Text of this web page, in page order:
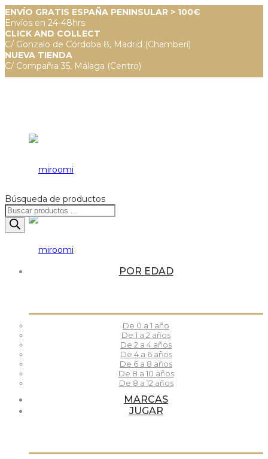
ENVÍO GRATIS ESPAÑA PENINSULAR > 100€
Envíos en 24-48hrs
CLICK AND COLLECT
C/ Gonzalo de Córdoba 8, Madrid (Chamberí)
NUEVA TIENDA
C/ Compañia 35, Málaga (Centro)
Búsqueda de productos
POR EDAD
De 0 a 1 año
De 1 a 2 años
De 2 a 4 años
De 4 a 6 años
De 6 a 8 años
De 8 a 10 años
De 8 a 12 años
MARCAS
JUGAR